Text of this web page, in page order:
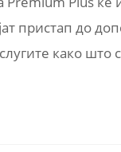
пристап до
како што